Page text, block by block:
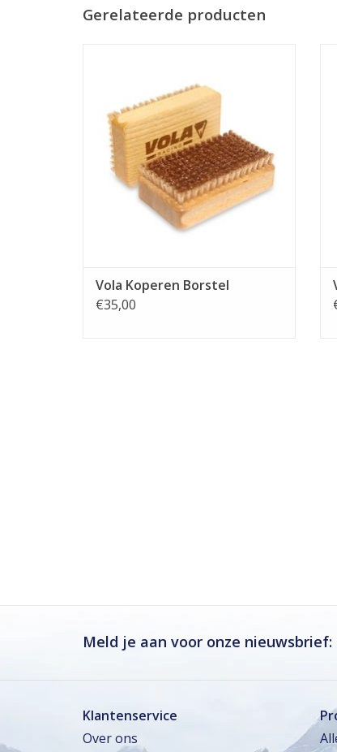
Gerelateerde producten
Vola Koperen Borstel
€35,00
Meld je aan voor onze nieuwsbrief:
Klantenservice
Over ons
Gesloten